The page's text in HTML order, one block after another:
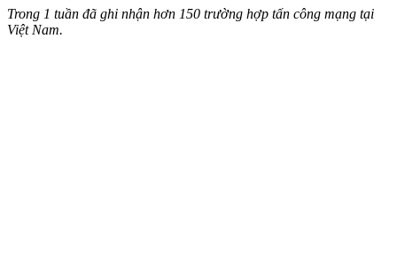
Trong 1 tuần đã ghi nhận hơn 150 trường hợp tấn công mạng tại
Việt Nam.